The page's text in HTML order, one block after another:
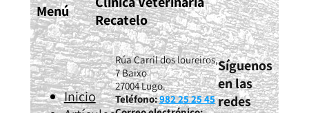
Menú
Recatelo
Inicio
Rúa Carril dos loureiros,
7 Baixo
27004 Lugo.
Teléfono:982 25 25 45
Síguenos
en las
redes